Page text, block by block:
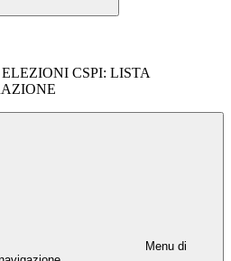
CSPI: LISTA
Menu di